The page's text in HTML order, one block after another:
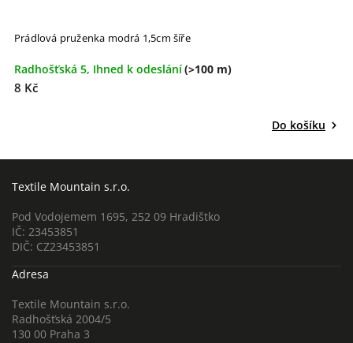
Prádlová pruženka modrá 1,5cm šíře
Radhošťská 5, Ihned k odeslání(>100 m)
8 Kč
Do košíku
Textile Mountain s.r.o.
Pod Vodojemem 1695, 252 09 Hradištko
IČ: 23453851
DIČ: CZ23453851
Adresa
Textile Mountain s.r.o.
Radhošťská 2004/5
130 00 Praha 3